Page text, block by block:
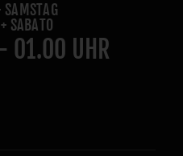
SAMSTAG
SABATO
01.00 UHR